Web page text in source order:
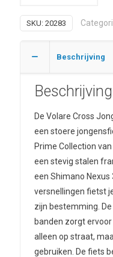
SKU: 20283
Beschrijving
Beschrijving
De Volare Cross
een stoere
Prime Collection
een stevig stalen
een Shimano
versnellingen fietst
zijn bestemming.
banden zorgt
alleen op straat,
gebruiken. De fiets